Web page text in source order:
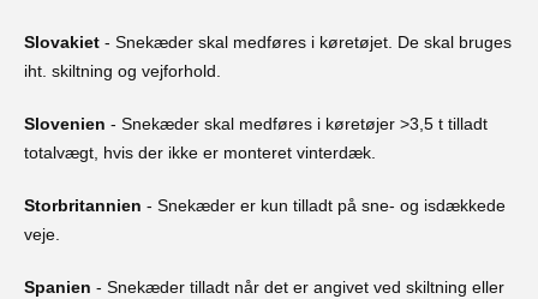
Slovakiet - Snekæder skal medføres i køretøjet. De skal bruges
iht. skiltning og vejforhold.
Slovenien - Snekæder skal medføres i køretøjer >3,5 t tilladt
totalvægt, hvis der ikke er monteret vinterdæk.
Storbritannien - Snekæder er kun tilladt på sne- og isdækkede
veje.
Spanien - Snekæder tilladt når det er angivet ved skiltning eller